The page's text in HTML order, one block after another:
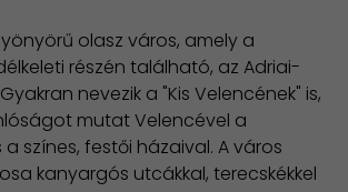
olasz város, amely a
részén található, az Adriai-
nevezik a "Kis Velencének" is,
mutat Velencével a
színes, festői házaival. A város
kanyargós utcákkal, terecskékkel